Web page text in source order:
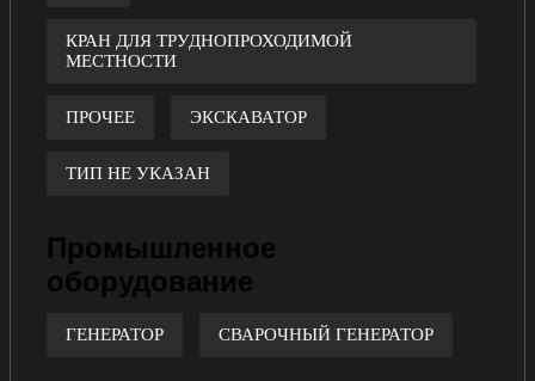
КРАН ДЛЯ ТРУДНОПРОХОДИМОЙ
МЕСТНОСТИ
ПРОЧЕЕ ЭКСКАВАТОР
ТИП НЕ УКАЗАН
Промышленное
оборудование
ГЕНЕРАТОР СВАРОЧНЫЙ ГЕНЕРАТОР